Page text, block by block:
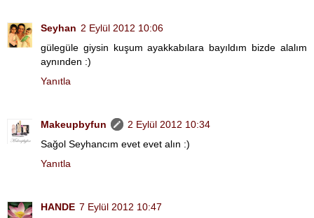
Seyhan 2 Eylül 2012 10:06
gülegüle giysin kuşum ayakkabılara bayıldım bizde alalım
aynınden :)
Yanıtla
Makeupbyfun
2 Eylül 2012 10:34
Sağol Seyhancım evet evet alın :)
Yanıtla
HANDE 7 Eylül 2012 10:47